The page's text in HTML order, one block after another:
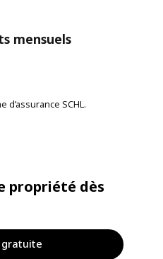
mensuels
d’assurance SCHL.
propriété dès
gratuite